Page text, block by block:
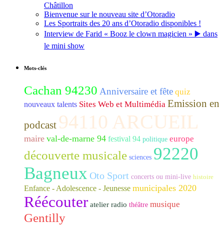
Châtillon
Bienvenue sur le nouveau site d’Otoradio
Les Sportraits des 20 ans d’Otoradio disponibles !
Interview de Farid « Booz le clown magicien » ▶️ dans
le mini show
Mots-clés
Cachan 94230 Anniversaire et fête quiz
nouveaux talents Sites Web et Multimédia Emission en
podcast 94110 ARCUEIL
maire val-de-marne 94 festival 94 politique europe
découverte musicale sciences 92220
Bagneux Oto Sport concerts ou mini-live histoire
Enfance - Adolescence - Jeunesse municipales 2020
Réécouter atelier radio théâtre musique
Gentilly